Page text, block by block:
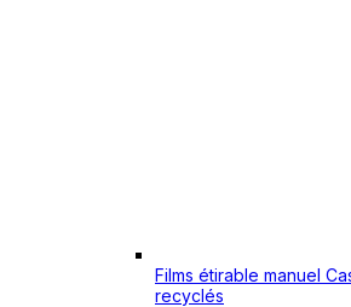
Films étirable manuel
recyclés